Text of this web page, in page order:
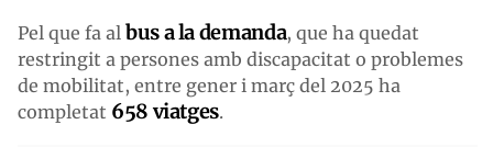
Pel que fa al bus a la demanda, que ha quedat
restringit a persones amb discapacitat o problemes
de mobilitat, entre gener i març del 2025 ha
completat 658 viatges.